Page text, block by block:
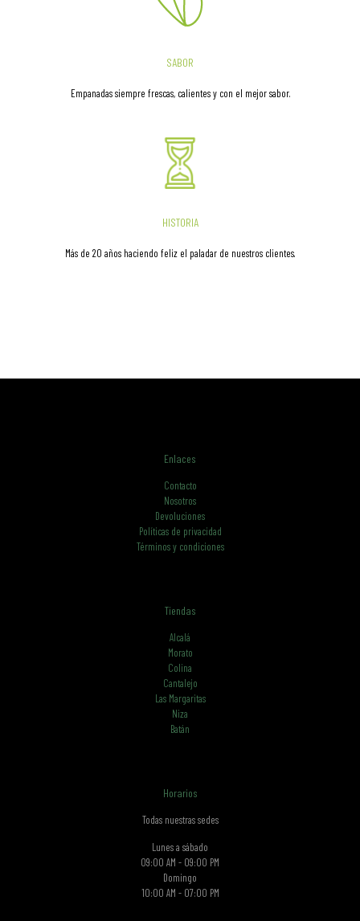
SABOR
Empanadas siempre frescas, calientes y con el mejor sabor.
HISTORIA
Más de 20 años haciendo feliz el paladar de nuestros clientes.
Enlaces
Contacto
Nosotros
Devoluciones
Políticas de privacidad
Términos y condiciones
Tiendas
Alcalá
Morato
Colina
Cantalejo
Las Margaritas
Niza
Batán
Horarios
Todas nuestras sedes
Lunes a sábado
09:00 AM - 09:00 PM
Domingo
10:00 AM - 07:00 PM